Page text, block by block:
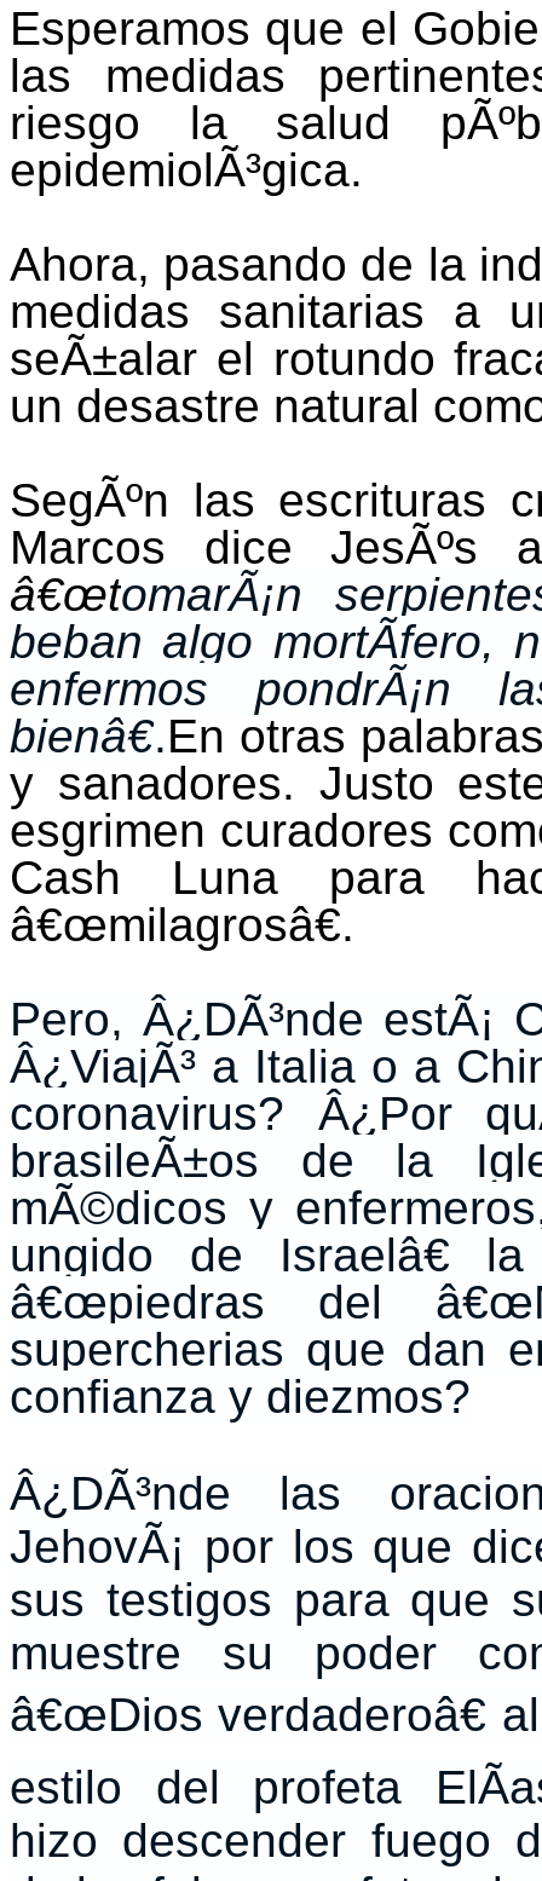
Esperamos que el
las medidas
riesgo la salud
epidemiolÃ³gica.
Ahora, pasando de la
medidas sanitarias a
seÃ±alar el rotundo
un desastre natural
SegÃºn las escrituras
Marcos dice JesÃºs
â€œtomarÃ¡n
beban algo mortÃ­fero,
enfermos pondrÃ¡n
bienâ€.En otras
y sanadores. Justo
esgrimen curadores
Cash Luna para
â€œmilagrosâ€.
Pero, Â¿DÃ³nde estÃ¡
Â¿ViajÃ³ a Italia o a
coronavirus? Â¿Por
brasileÃ±os de la
mÃ©dicos y
ungido de Israelâ€
â€œpiedras del
supercherias que dan
confianza y diezmos?
Â¿DÃ³nde las
JehovÃ¡ por los que
sus testigos para que
muestre su poder
â€œDios verdaderoâ€
estilo del profeta
hizo descender fuego